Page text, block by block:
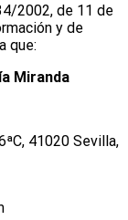
2002, de 11 de
y de
que:
Miranda
41020 Sevilla,